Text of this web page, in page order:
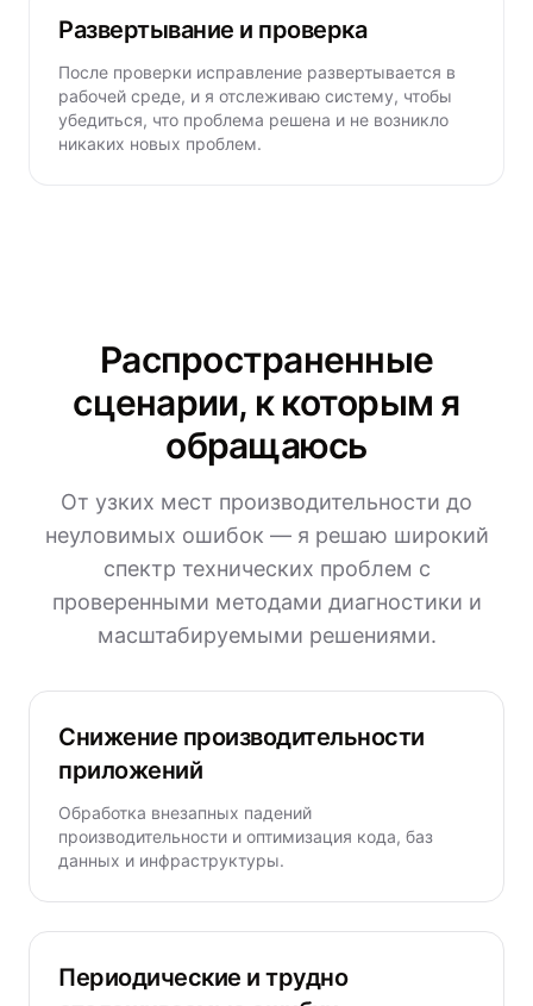
Развертывание и проверка
После проверки исправление развертывается в
рабочей среде, и я отслеживаю систему, чтобы
убедиться, что проблема решена и не возникло
никаких новых проблем.
Распространенные
сценарии, к которым я
обращаюсь
От узких мест производительности до
неуловимых ошибок — я решаю широкий
спектр технических проблем с
проверенными методами диагностики и
масштабируемыми решениями.
Снижение производительности
приложений
Обработка внезапных падений
производительности и оптимизация кода, баз
данных и инфраструктуры.
Периодические и трудно